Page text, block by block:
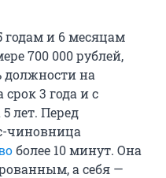
и 6 месяцам
700 000рублей,
на
3 года и с
лет. Перед
чиновница
более 10 минут. Она
а себя —